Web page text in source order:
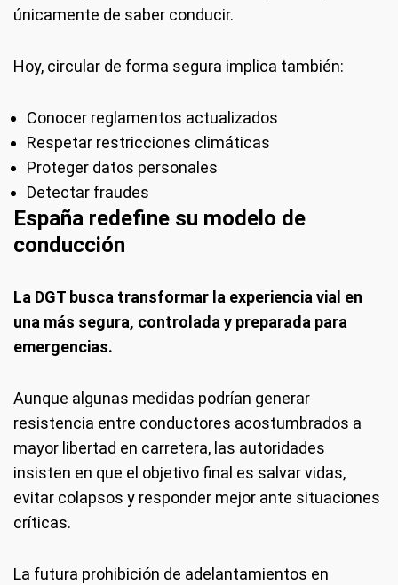
únicamente de saber conducir.
Hoy, circular de forma segura implica también:
Conocer reglamentos actualizados
Respetar restricciones climáticas
Proteger datos personales
Detectar fraudes
España redefine su modelo de
conducción
La DGT busca transformar la experiencia vial en
una más segura, controlada y preparada para
emergencias.
Aunque algunas medidas podrían generar
resistencia entre conductores acostumbrados a
mayor libertad en carretera, las autoridades
insisten en que el objetivo final es salvar vidas,
evitar colapsos y responder mejor ante situaciones
críticas.
La futura prohibición de adelantamientos en